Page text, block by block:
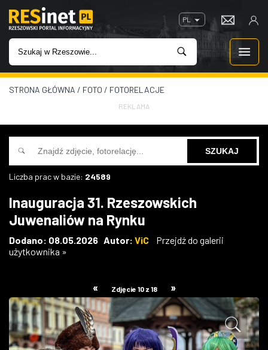
PL
WIADOMOŚCI
INWESTYCJE
IMPREZY
W KINACH
GASTRONOMIA
W RZESZOWIE
STRONA GŁÓWNA / FOTO / FOTORELACJE
REKLAMA
Liczba prac w bazie: 24589
Inauguracja 31. Rzeszowskich
Juwenaliów na Rynku
Dodano: 08.05.2026 Autor: ViC
Przejdź do galerii
użytkownika »
« Zdjęcie 10 z 18 »